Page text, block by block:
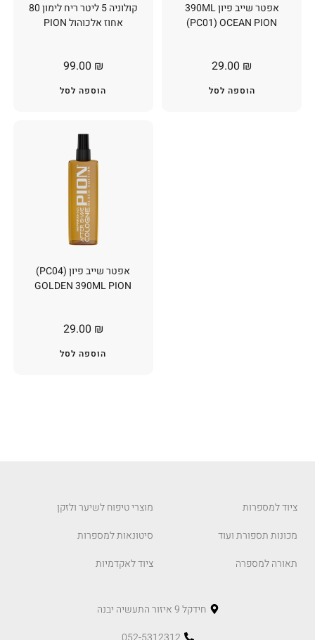
קולוניה 5 ליטר ריח לימון 80
אחוז אלכוהול PION
99.00 ₪
הוספה לסל
אפטר שייב פיון 390ML
(PC01) OCEAN PION
29.00 ₪
הוספה לסל
אפטר שייב פיון (PC04)
GOLDEN 390ML PION
29.00 ₪
הוספה לסל
ציוד למספרות
מכונות תספורת ועוד
תאורה למספרה
מוצרי טיפוח לשיער ולזקן
סיטונאות למספרות
ציוד לאקדמיות
חידקל 9 איזור התעשיה יבנה